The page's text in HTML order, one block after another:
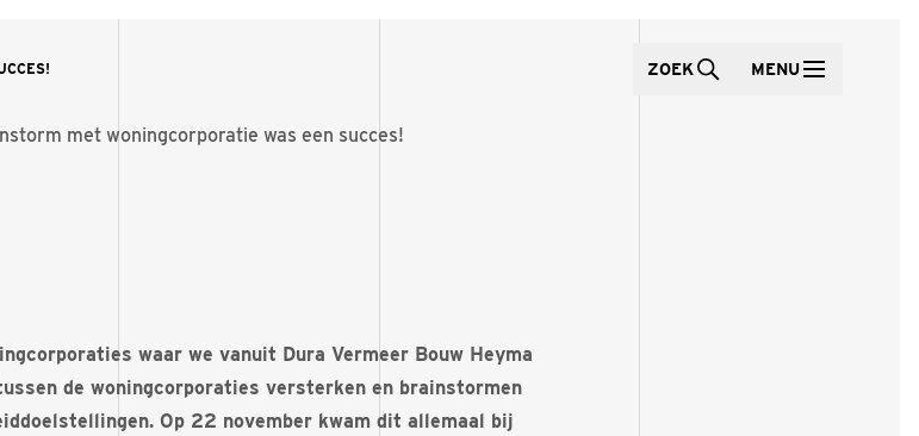
ZOEK MENU
met woningcorporatie was een succes!
waar we vanuit Dura Vermeer Bouw Heyma
de woningcorporaties versterken en brainstormen
Op 22 november kwam dit allemaal bij